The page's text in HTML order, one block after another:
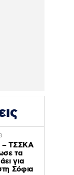
– ΤΣΣΚΑ
τα
για
Σόφια